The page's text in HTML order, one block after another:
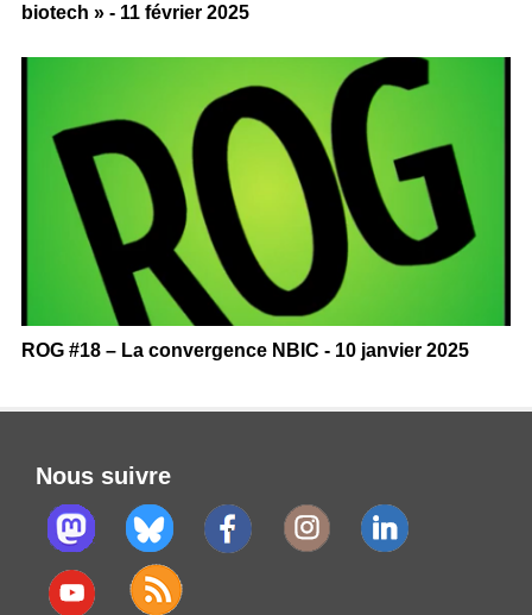
biotech » - 11 février 2025
ROG #18 – La convergence NBIC - 10 janvier 2025
Nous suivre